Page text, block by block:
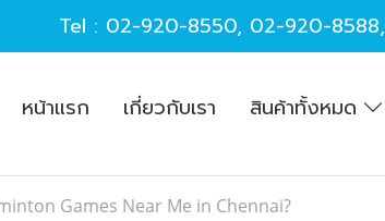
Tel : 02-920-8550, 02-920-8588,
หน้าแรก เกี่ยวกับเรา สินค้าทั้งหมด
Games Near Me in Chennai?